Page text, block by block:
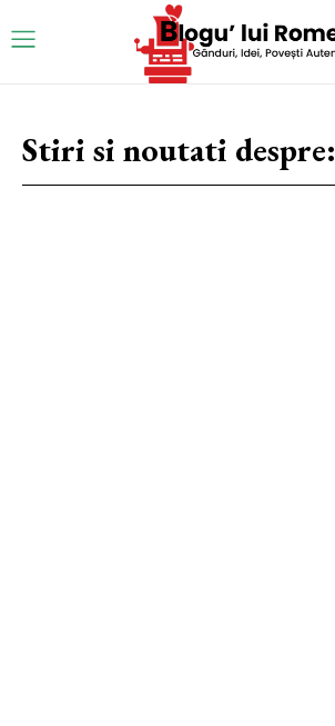
Stiri si noutati despre: